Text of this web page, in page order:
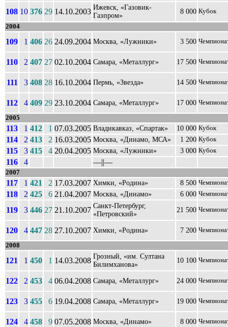
108 10 376 29 14.10.2003 Ижевск, «Газовик-
Газпром»
8 000 Кубок
2004
109 1 406 26 24.09.2004 Москва, «Лужники» 3 500
110 2 407 27 02.10.2004 Самара, «Металлург» 17 500
111 3 408 28 16.10.2004 Пермь, «Звезда» 14 500
112 4 409 29 23.10.2004 Самара, «Металлург» 17 000
2005
113 1 412 1 07.03.2005 Владикавказ, «Спартак» 10 000 Кубок
114 2 413 2 16.03.2005 Москва, «Динамо, МСА» 1 200 Кубок
115 3 415 4 20.04.2005 Москва, «Лужники» 3 000 Кубок
116 4 ––||––
2007
117 1 421 2 17.03.2007 Химки, «Родина» 8 500
118 2 425 6 21.04.2007 Москва, «Динамо» 6 000
119 3 446 27 21.10.2007 Санкт-Петербург,
«Петровский»
21 500
120 4 447 28 27.10.2007 Химки, «Родина» 7 200
2008
121 1 450 1 14.03.2008 Грозный, «им. Султана
Билимханова»
10 100
122 2 453 4 06.04.2008 Самара, «Металлург» 24 000
123 3 455 6 19.04.2008 Самара, «Металлург» 19 000
124 4 458 9 07.05.2008 Москва, «Динамо» 8 000